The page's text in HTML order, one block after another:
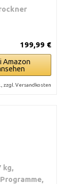
199,99 €
Amazon
zzgl. Versandkosten
kg,